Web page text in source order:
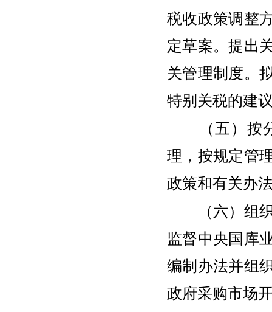
税收政策调整
定草案。提出
关管理制度。
特别关税的建
（五）按分
理，按规定管
政策和有关办
（六）组织
监督中央国库
编制办法并组
政府采购市场